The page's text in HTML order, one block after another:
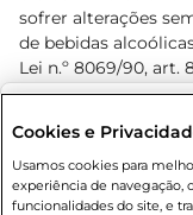
Rio de Janeiro
sofrer alterações
de bebidas
Lei n.º 8069/90, art.
Adolescente).
prévio. O valor
80,00.
Cookies e
Usamos cookies para
experiência de navegação,
funcionalidades do site, e